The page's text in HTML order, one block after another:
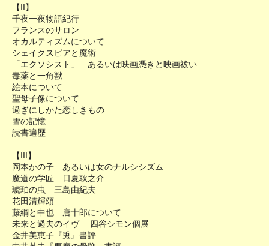
【II】
千夜一夜物語紀行
フランスのサロン
オカルティズムについて
シェイクスピアと魔術
「エクソシスト」 あるいは映画憑きと映画祓い
毒薬と一角獣
絵本について
聖母子像について
過ぎにしかた恋しきもの
雪の記憶
読書遍歴
【III】
岡本かの子 あるいは女のナルシシズム
魔道の学匠 日夏耿之介
琥珀の虫 三島由紀夫
花田清輝頌
藤綱と中也 唐十郎について
未来と過去のイヴ 四谷シモン個展
金井美恵子『兎』書評